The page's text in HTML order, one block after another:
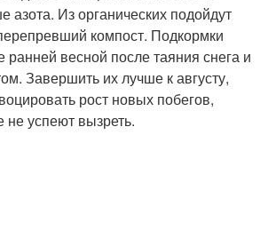
азота. Из органических подойдут
компост. Подкормки
ранней весной после таяния снега и
Завершить их лучше к августу,
рост новых побегов,
не успеют вызреть.